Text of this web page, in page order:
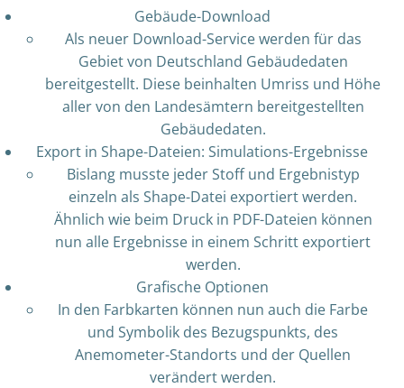
Gebäude-Download
Als neuer Download-Service werden für das
Gebiet von Deutschland Gebäudedaten
bereitgestellt. Diese beinhalten Umriss und Höhe
aller von den Landesämtern bereitgestellten
Gebäudedaten.
Export in Shape-Dateien: Simulations-Ergebnisse
Bislang musste jeder Stoff und Ergebnistyp
einzeln als Shape-Datei exportiert werden.
Ähnlich wie beim Druck in PDF-Dateien können
nun alle Ergebnisse in einem Schritt exportiert
werden.
Grafische Optionen
In den Farbkarten können nun auch die Farbe
und Symbolik des Bezugspunkts, des
Anemometer-Standorts und der Quellen
verändert werden.